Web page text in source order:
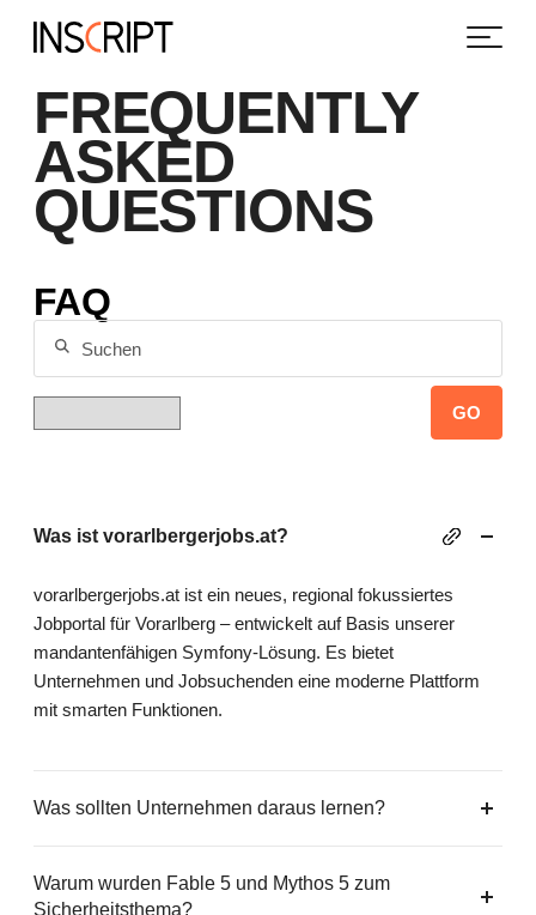
FREQUENTLY
ASKED
QUESTIONS
FAQ
GO
Was ist vorarlbergerjobs.at?
vorarlbergerjobs.at ist ein neues, regional fokussiertes
Jobportal für Vorarlberg – entwickelt auf Basis unserer
mandantenfähigen Symfony-Lösung. Es bietet
Unternehmen und Jobsuchenden eine moderne Plattform
mit smarten Funktionen.
Was sollten Unternehmen daraus lernen?
Warum wurden Fable 5 und Mythos 5 zum
Sicherheitsthema?